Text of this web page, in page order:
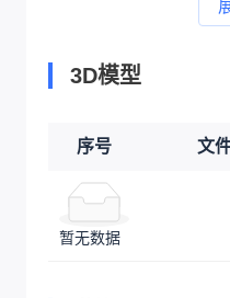
3D模型
序号 文
暂无数据